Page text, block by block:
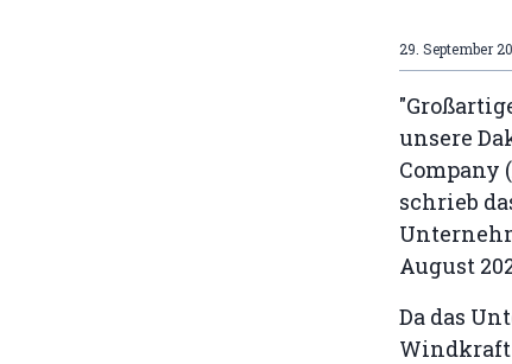
29. September
unsere
Company
schrieb
August
Da das